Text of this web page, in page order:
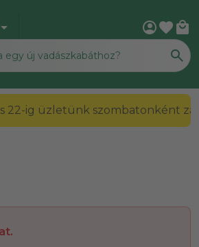
arrow_drop_down account_circlefavorite local_mall
22-ig üzletünk szombatonként